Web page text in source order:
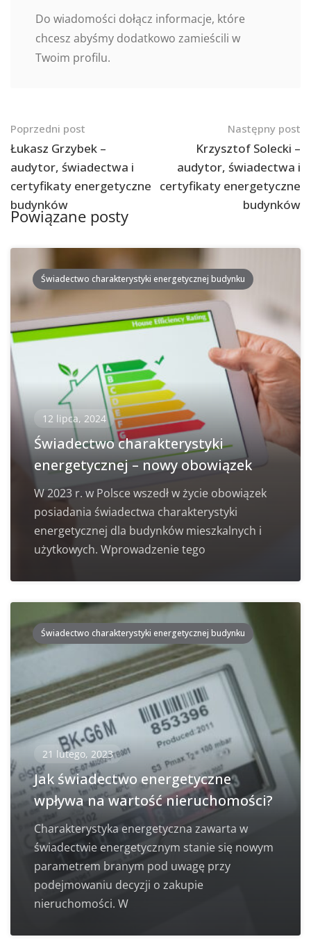
Do wiadomości dołącz informacje, które
chcesz abyśmy dodatkowo zamieścili w
Twoim profilu.
Nawigacja
po
postach
Poprzedni post
Łukasz Grzybek –
audytor, świadectwa i
certyfikaty energetyczne
budynków
Następny post
Krzysztof Solecki –
audytor, świadectwa i
certyfikaty energetyczne
budynków
Powiązane posty
Świadectwo charakterystyki energetycznej budynku
12 lipca, 2024
Świadectwo charakterystyki
energetycznej – nowy obowiązek
W 2023 r. w Polsce wszedł w życie obowiązek
posiadania świadectwa charakterystyki
energetycznej dla budynków mieszkalnych i
użytkowych. Wprowadzenie tego
Świadectwo charakterystyki energetycznej budynku
21 lutego, 2023
Jak świadectwo energetyczne
wpływa na wartość nieruchomości?
Charakterystyka energetyczna zawarta w
świadectwie energetycznym stanie się nowym
parametrem branym pod uwagę przy
podejmowaniu decyzji o zakupie
nieruchomości. W